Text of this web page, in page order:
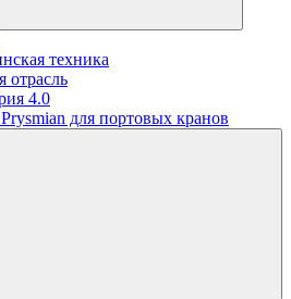
техника
отрасль
4.0
для портовых кранов